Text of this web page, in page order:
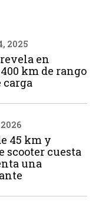
2025
en
km de rango
carga
45 km y
scooter cuesta
una